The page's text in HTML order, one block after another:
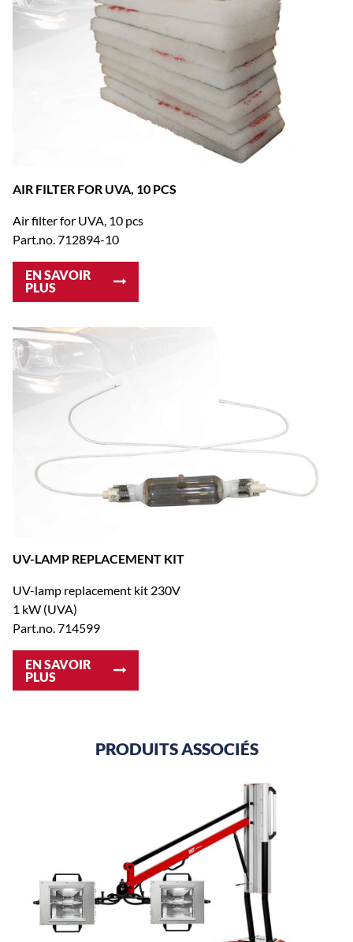
AIR FILTER FOR UVA, 10 PCS
Air filter for UVA, 10 pcs
Part.no. 712894-10
EN SAVOIR
PLUS
UV-LAMP REPLACEMENT KIT
UV-lamp replacement kit 230V
1 kW (UVA)
Part.no. 714599
EN SAVOIR
PLUS
PRODUITS ASSOCIÉS